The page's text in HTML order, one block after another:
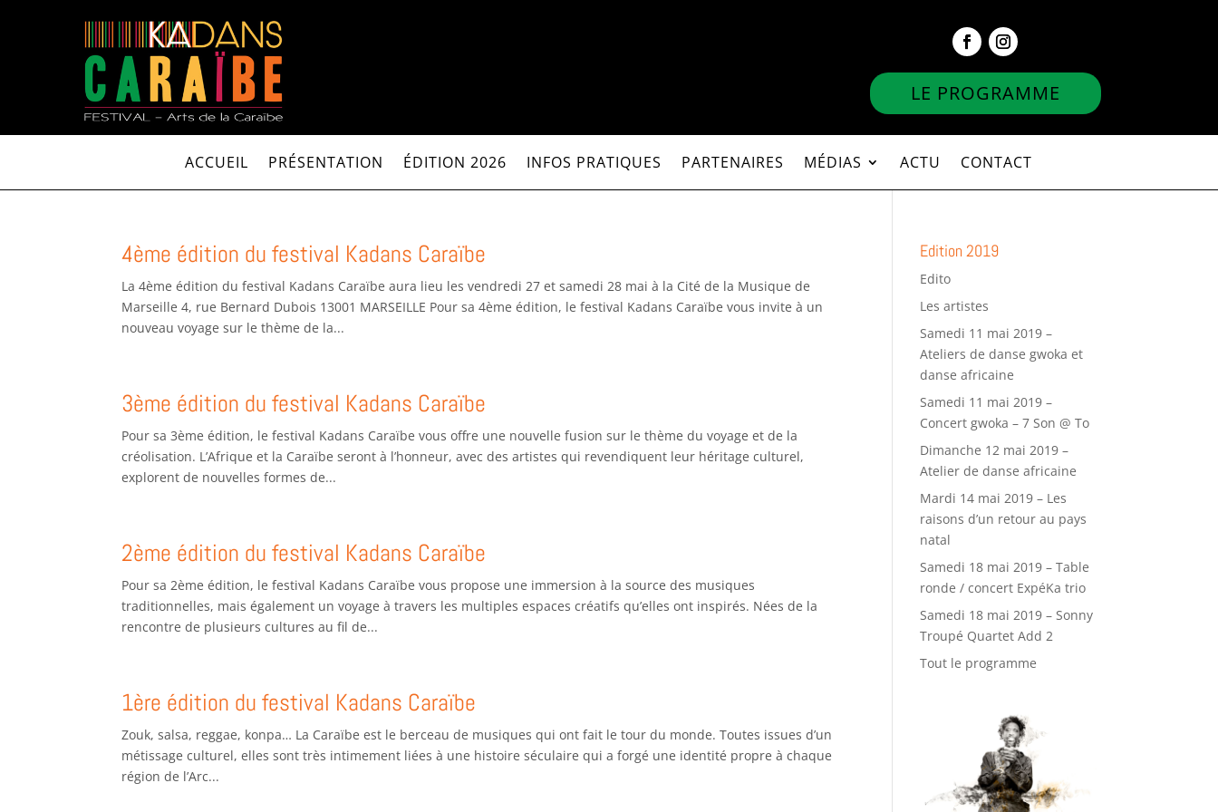
LE PROGRAMME
ACCUEIL PRÉSENTATION ÉDITION 2026 INFOS PRATIQUES PARTENAIRES MÉDIAS ACTU CONTACT
4ème édition du festival Kadans Caraïbe
La 4ème édition du festival Kadans Caraïbe aura lieu les vendredi 27 et samedi 28 mai à la Cité de la Musique de
Marseille 4, rue Bernard Dubois 13001 MARSEILLE Pour sa 4ème édition, le festival Kadans Caraïbe vous invite à un
nouveau voyage sur le thème de la...
3ème édition du festival Kadans Caraïbe
Pour sa 3ème édition, le festival Kadans Caraïbe vous offre une nouvelle fusion sur le thème du voyage et de la
créolisation. L’Afrique et la Caraïbe seront à l’honneur, avec des artistes qui revendiquent leur héritage culturel,
explorent de nouvelles formes de...
2ème édition du festival Kadans Caraïbe
Pour sa 2ème édition, le festival Kadans Caraïbe vous propose une immersion à la source des musiques
traditionnelles, mais également un voyage à travers les multiples espaces créatifs qu’elles ont inspirés. Nées de la
rencontre de plusieurs cultures au fil de...
1ère édition du festival Kadans Caraïbe
Zouk, salsa, reggae, konpa… La Caraïbe est le berceau de musiques qui ont fait le tour du monde. Toutes issues d’un
métissage culturel, elles sont très intimement liées à une histoire séculaire qui a forgé une identité propre à chaque
région de l’Arc...
Edition 2019
Edito
Les artistes
Samedi 11 mai 2019 –
Ateliers de danse gwoka et
danse africaine
Samedi 11 mai 2019 –
Concert gwoka – 7 Son @ To
Dimanche 12 mai 2019 –
Atelier de danse africaine
Mardi 14 mai 2019 – Les
raisons d’un retour au pays
natal
Samedi 18 mai 2019 – Table
ronde / concert ExpéKa trio
Samedi 18 mai 2019 – Sonny
Troupé Quartet Add 2
Tout le programme